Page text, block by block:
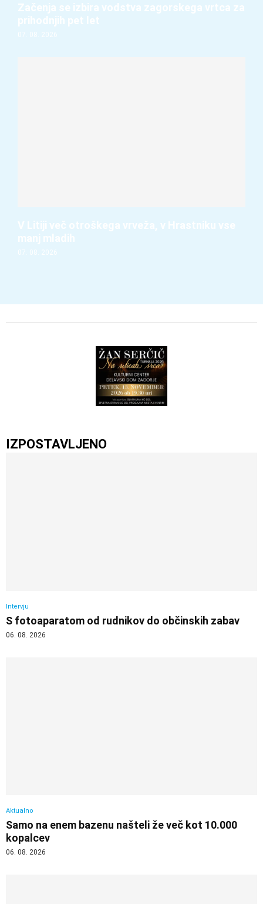
Začenja se izbira vodstva zagorskega vrtca za
prihodnjih pet let
07. 08. 2026
V Litiji več otroškega vrveža, v Hrastniku vse
manj mladih
07. 08. 2026
IZPOSTAVLJENO
Intervju
S fotoaparatom od rudnikov do občinskih zabav
06. 08. 2026
Aktualno
Samo na enem bazenu našteli že več kot 10.000
kopalcev
06. 08. 2026